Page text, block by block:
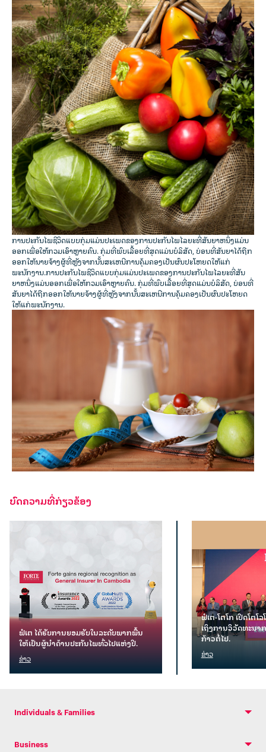
ການປະກັນໄພຊີວິດແບບກຸ່ມແມ່ນປະເພດຂອງການປະກັນໄພໄລຍະທີ່ສັນຍາຫນຶ່ງແມ່ນ
ອອກເພື່ອໃຫ້ກວມເອົາຫຼາຍຄົນ. ກຸ່ມທີ່ພົບເລື້ອຍທີ່ສຸດແມ່ນບໍລິສັດ, ບ່ອນທີ່ສັນຍາໄດ້ຖືກ
ອອກໃຫ້ນາຍຈ້າງຜູ້ທີ່ຫຼັງຈາກນັ້ນສະເຫນີການຄຸ້ມຄອງເປັນຜົນປະໂຫຍດໃຫ້ແກ່
ພະນັກງານ.ການປະກັນໄພຊີວິດແບບກຸ່ມແມ່ນປະເພດຂອງການປະກັນໄພໄລຍະທີ່ສັນ
ຍາຫນຶ່ງແມ່ນອອກເພື່ອໃຫ້ກວມເອົາຫຼາຍຄົນ. ກຸ່ມທີ່ພົບເລື້ອຍທີ່ສຸດແມ່ນບໍລິສັດ, ບ່ອນທີ່
ສັນຍາໄດ້ຖືກອອກໃຫ້ນາຍຈ້າງຜູ້ທີ່ຫຼັງຈາກນັ້ນສະເຫນີການຄຸ້ມຄອງເປັນຜົນປະໂຫຍດ
ໃຫ້ແກ່ພະນັກງານ.
ບົດຄວາມທີ່ກ່ຽວຂ້ອງ
ຟໍເຕ ໄດ້ຮັບການຍອມຮັບໃນລະດັບພາກພື້ນ
ໃຫ້ເປັນຜູ້ນຳດ້ານປະກັນໄພທົ່ວໄປແຫ່ງປີ.
ຂ່າວ
ຟໍເຕ-ໂຕໂກ ເປີດໂຕໂ
ເຖິງການວິວັດທະນາ
ກ້າວຕໍ່ໄປ.
ຂ່າວ
Individuals & Families
Business